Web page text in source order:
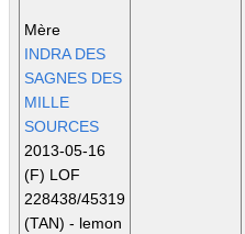
Mère
INDRA DES
SAGNES DES
MILLE
SOURCES
2013-05-16
(F) LOF
228438/45319
(TAN) - lemon